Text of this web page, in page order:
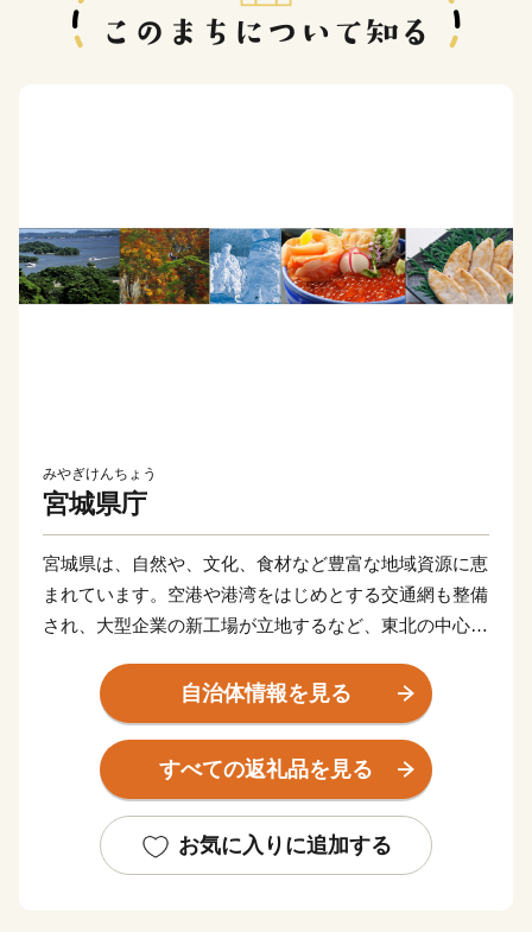
みやぎけんちょう
宮城県庁
宮城県は、自然や、文化、食材など豊富な地域資源に恵
まれています。空港や港湾をはじめとする交通網も整備
され、大型企業の新工場が立地するなど、東北の中心と
東日本大震災により甚大な被害を受けましたが、再生と
さらなる発展につながる「創造的な復興」に向けた取り
組みを推進し、県民の皆さんと力を合わせ、魅力ある宮
城を築いてまいります。
自治体情報を見る
すべての返礼品を見る
お気に入りに追加する